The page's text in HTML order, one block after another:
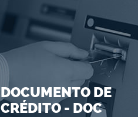
DOCUMENTO DE
CRÉDITO - DOC